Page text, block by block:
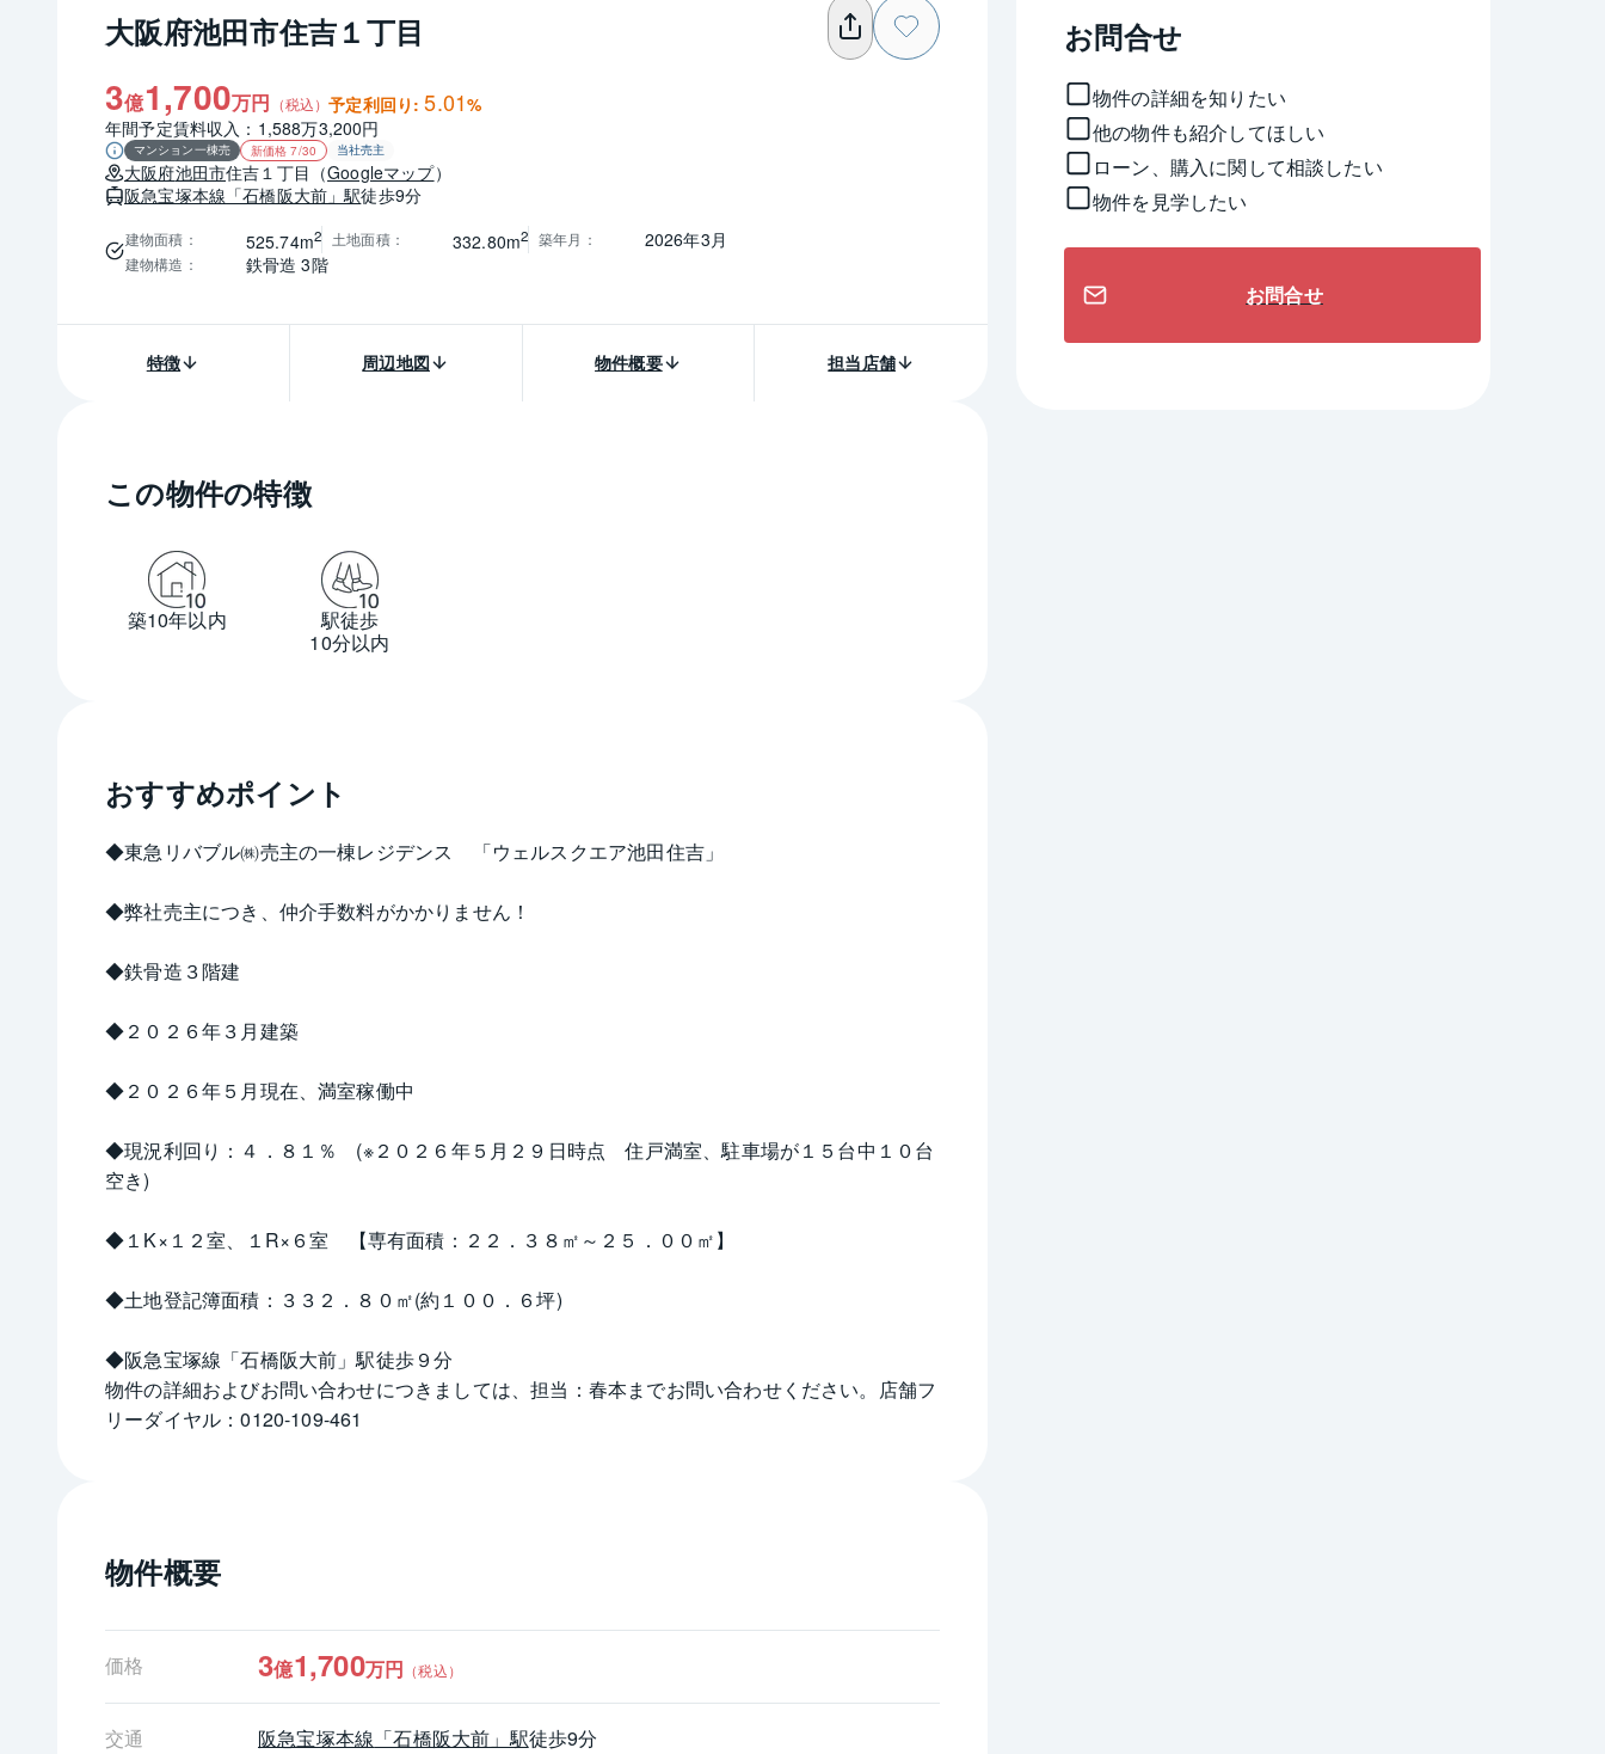
大阪府池田市住吉１丁目
3億1,700万円 （税込）予定利回り:5.01%
年間予定賃料収入：1,588万3,200円
マンション一棟売 新価格 7/30 当社売主
大阪府池田市住吉１丁目 （Googleマップ）
阪急宝塚本線 「石橋阪大前」駅徒歩9分
建物面積 ： 525.74m2 土地面積： 332.80m2 築年月 ： 2026年3月
建物構造 ： 鉄骨造 3階
特徴 周辺地図 物件概要 担当店舗
この物件の特徴
築10年以内
駅徒歩
10分以内
おすすめポイント
◆東急リバブル㈱売主の一棟レジデンス　「ウェルスクエア池田住吉」
◆弊社売主につき、仲介手数料がかかりません！
◆鉄骨造３階建
◆２０２６年３月建築
◆２０２６年５月現在、満室稼働中
◆現況利回り：４．８１％　(※２０２６年５月２９日時点　住戸満室、駐車場が１５台中１０台
空き)
◆１K×１２室、１R×６室　【専有面積：２２．３８㎡～２５．００㎡】
◆土地登記簿面積：３３２．８０㎡(約１００．６坪)
◆阪急宝塚線「石橋阪大前」駅徒歩９分
物件の詳細およびお問い合わせにつきましては、担当：春本までお問い合わせください。店舗フ
リーダイヤル：0120-109-461
物件概要
価格 3億1,700万円 （税込）
交通 阪急宝塚本線 「石橋阪大前」駅徒歩9分
お問合せ
物件の詳細を知りたい
他の物件も紹介してほしい
ローン、購入に関して相談したい
物件を見学したい
お問合せ